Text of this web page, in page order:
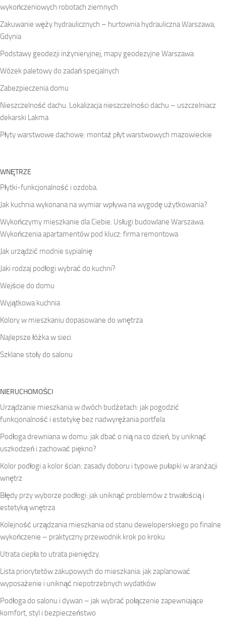
wykończeniowych robotach ziemnych
Zakuwanie węży hydraulicznych – hurtownia hydrauliczna Warszawa,
Gdynia
Podstawy geodezji inżynieryjnej, mapy geodezyjne Warszawa
Wózek paletowy do zadań specjalnych
Zabezpieczenia domu
Nieszczelność dachu. Lokalizacja nieszczelności dachu – uszczelniacz
dekarski Lakma
Płyty warstwowe dachowe: montaż płyt warstwowych mazowieckie
WNĘTRZE
Płytki-funkcjonalność i ozdoba.
Jak kuchnia wykonana na wymiar wpływa na wygodę użytkowania?
Wykończymy mieszkanie dla Ciebie. Usługi budowlane Warszawa.
Wykończenia apartamentów pod klucz: firma remontowa
Jak urządzić modnie sypialnię
Jaki rodzaj podłogi wybrać do kuchni?
Wejście do domu
Wyjątkowa kuchnia
Kolory w mieszkaniu dopasowane do wnętrza
Najlepsze łóżka w sieci
Szklane stoły do salonu
NIERUCHOMOŚCI
Urządzanie mieszkania w dwóch budżetach: jak pogodzić
funkcjonalność i estetykę bez nadwyrężania portfela
Podłoga drewniana w domu: jak dbać o nią na co dzień, by uniknąć
uszkodzeń i zachować piękno?
Kolor podłogi a kolor ścian: zasady doboru i typowe pułapki w aranżacji
wnętrz
Błędy przy wyborze podłogi: jak uniknąć problemów z trwałością i
estetyką wnętrza
Kolejność urządzania mieszkania od stanu deweloperskiego po finalne
wykończenie – praktyczny przewodnik krok po kroku
Utrata ciepła to utrata pieniędzy.
Lista priorytetów zakupowych do mieszkania: jak zaplanować
wyposażenie i uniknąć niepotrzebnych wydatków
Podłoga do salonu i dywan – jak wybrać połączenie zapewniające
komfort, styl i bezpieczeństwo